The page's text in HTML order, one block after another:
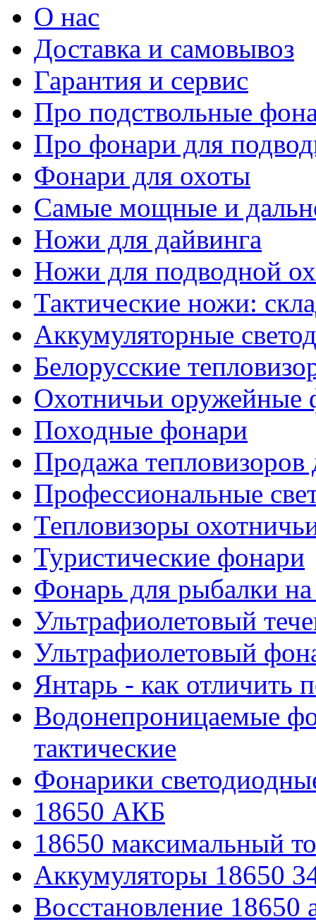
О нас
Доставка и самовывоз
Гарантия и сервис
Про подствольные
Про фонари для
Фонари для охоты
Самые мощные и
Ножи для дайвинга
Ножи для подводной
Тактические ножи:
Аккумуляторные
Белорусские
Охотничьи оружейные
Походные фонари
Продажа тепловизоров
Профессиональные
Тепловизоры
Туристические фонари
Фонарь для рыбалки на
Ультрафиолетовый
Ультрафиолетовый
Янтарь - как отличить
Водонепроницаемые
тактические
Фонарики
18650 АКБ
18650 максимальный
Аккумуляторы 18650
Восстановление 18650